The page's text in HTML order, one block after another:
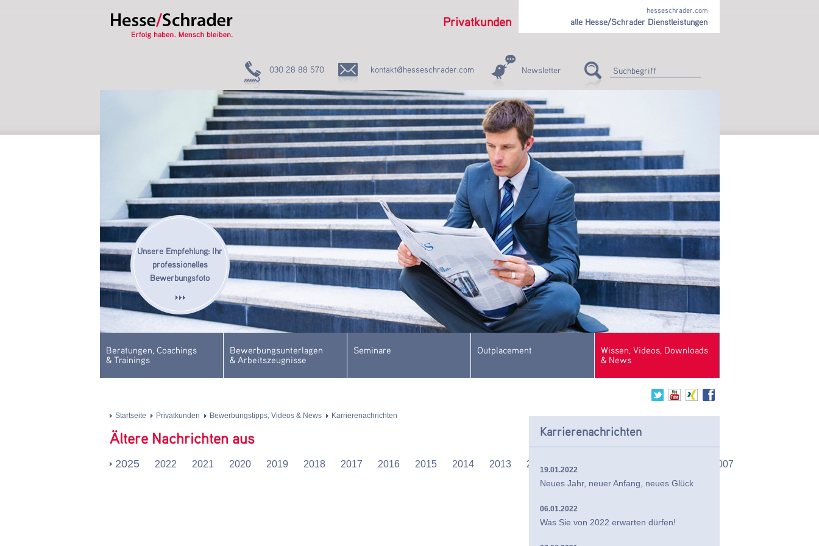
030 28 88 570 kontakt@hesseschrader.com Newsletter
Beratungen, Coachings
& Trainings
Bewerbungsunterlagen
& Arbeitszeugnisse
Seminare Outplacement
Wissen, Videos, Downloads
& News
Startseite Privatkunden Bewerbungstipps, Videos & News Karrierenachrichten
Ältere Nachrichten aus
2025 2022 2021 2020 2019 2018 2017 2016 2015 2014 2013 2012 2007
Karrierenachrichten
19.01.2022
Neues Jahr, neuer Anfang, neues Glück
06.01.2022
Was Sie von 2022 erwarten dürfen!
Privatkunden
hesseschrader.com
alle Hesse/Schrader Dienstleistungen
Unsere Empfehlung: Ihr
professionelles
Bewerbungsfoto